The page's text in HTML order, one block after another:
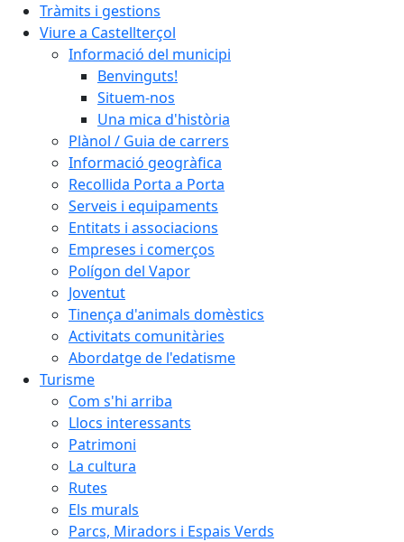
Tràmits i gestions
Viure a Castellterçol
Informació del municipi
Benvinguts!
Situem-nos
Una mica d'història
Plànol / Guia de carrers
Informació geogràfica
Recollida Porta a Porta
Serveis i equipaments
Entitats i associacions
Empreses i comerços
Polígon del Vapor
Joventut
Tinença d'animals domèstics
Activitats comunitàries
Abordatge de l'edatisme
Turisme
Com s'hi arriba
Llocs interessants
Patrimoni
La cultura
Rutes
Els murals
Parcs, Miradors i Espais Verds